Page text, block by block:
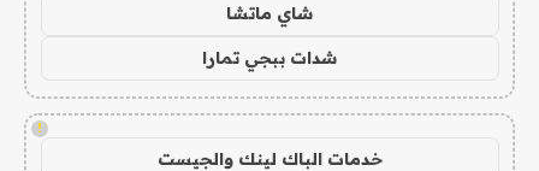
شاي ماتشا
شدات ببجي تمارا
!
خدمات الباك لينك والجيست